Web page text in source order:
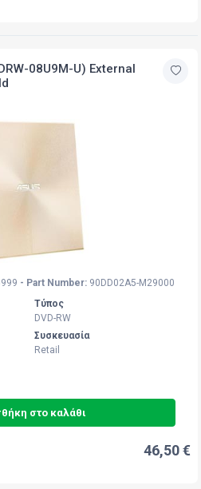
08U9M-U) External
- Part Number: 90DD02A5-M29000
Τύπος
DVD-RW
Συσκευασία
Retail
στο καλάθι
46,50 €